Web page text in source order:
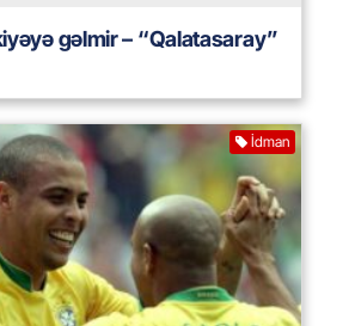
gəlmir – “Qalatasaray”
İdman